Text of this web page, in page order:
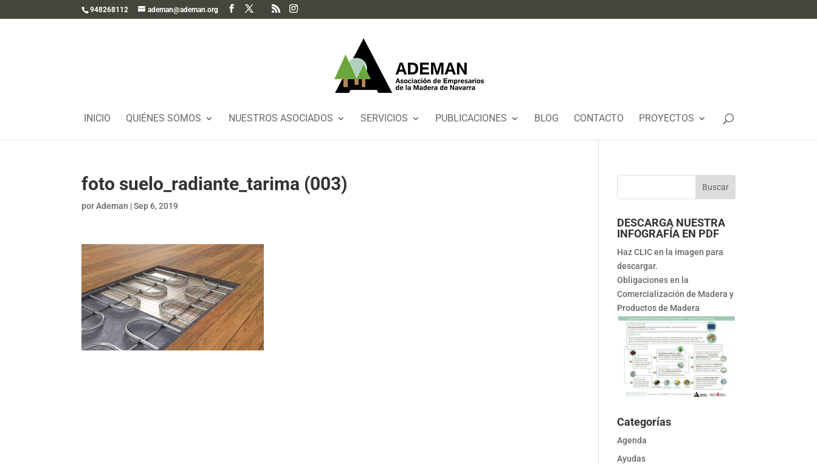
948268112 ademan@ademan.org
INICIO QUIÉNES SOMOS NUESTROS ASOCIADOS SERVICIOS PUBLICACIONES BLOG CONTACTO PROYECTOS
foto suelo_radiante_tarima (003)
porAdeman |Sep 6, 2019
DESCARGA NUESTRA
INFOGRAFÍA EN PDF
Haz CLIC en la imagen para
descargar.
Obligaciones en la
Comercialización de Madera y
Productos de Madera
Categorías
Agenda
Ayudas